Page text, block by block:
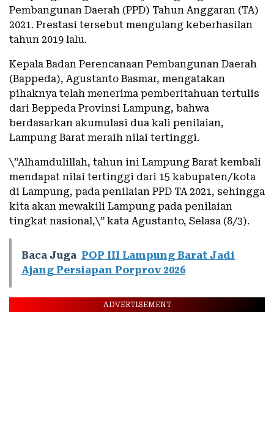
Pembangunan Daerah (PPD) Tahun Anggaran (TA)
2021. Prestasi tersebut mengulang keberhasilan
tahun 2019 lalu.
Kepala Badan Perencanaan Pembangunan Daerah
(Bappeda), Agustanto Basmar, mengatakan
pihaknya telah menerima pemberitahuan tertulis
dari Beppeda Provinsi Lampung, bahwa
berdasarkan akumulasi dua kali penilaian,
Lampung Barat meraih nilai tertinggi.
\”Alhamdulillah, tahun ini Lampung Barat kembali
mendapat nilai tertinggi dari 15 kabupaten/kota
di Lampung, pada penilaian PPD TA 2021, sehingga
kita akan mewakili Lampung pada penilaian
tingkat nasional,\” kata Agustanto, Selasa (8/3).
Baca Juga POP III Lampung Barat Jadi
Ajang Persiapan Porprov 2026
ADVERTISEMENT